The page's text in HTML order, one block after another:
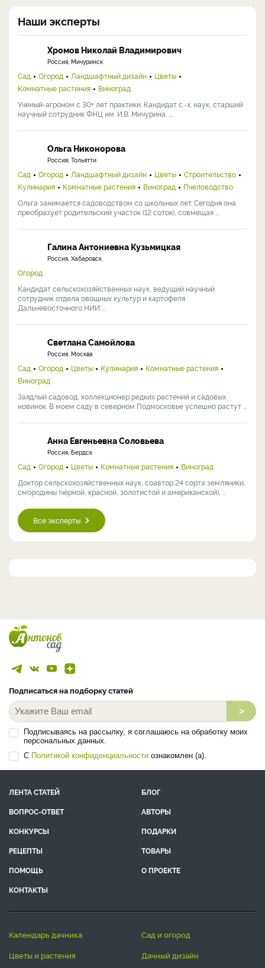
Наши эксперты
Хромов Николай Владимирович
Россия, Мичуринск
Сад Огород Ландшафтный дизайн
Цветы
Комнатные растения
Виноград
Ученый-агроном с 30+ лет практики. Кандидат с.-х. наук, старший
научный сотрудник ФНЦ им. И.В. Мичурина, ...
Ольга Никонорова
Россия, Тольятти
Сад Огород Ландшафтный дизайн Цветы
Строительство
Кулинария
Комнатные растения Виноград
Пчеловодство
Ольга занимается садоводством со школьных лет. Сегодня она
преобразует родительский участок (12 соток), совмещая ...
Галина Антониевна Кузьмицкая
Россия, Хабаровск
Огород
Кандидат сельскохозяйственных наук, ведущий научный
сотрудник отдела овощных культур и картофеля
Дальневосточного НИИ ...
Светлана Самойлова
Россия, Москва
Сад Огород Цветы Кулинария
Комнатные растения
Виноград
Заядлый садовод, коллекционер редких растений и садовых
новинок. В моем саду в северном Подмосковье успешно растут ...
Анна Евгеньевна Соловьева
Россия, Бердск
Сад Огород Цветы Комнатные растения
Виноград
Доктор сельскохозяйственных наук, соавтор 24 сорта земляники,
смородины (чёрной, красной, золотистой и американской), ...
Все эксперты
Подписаться на подборку статей
>
Подписываясь на рассылку, я соглашаюсь на обработку моих
персональных данных.
С Политикой конфиденциальности ознакомлен (а).
ЛЕНТА СТАТЕЙ
БЛОГ
ВОПРОС-ОТВЕТ
АВТОРЫ
КОНКУРСЫ
ПОДАРКИ
РЕЦЕПТЫ
ТОВАРЫ
ПОМОЩЬ
О ПРОЕКТЕ
КОНТАКТЫ
календарь дачника
сад и огород
цветы и растения
дачный дизайн